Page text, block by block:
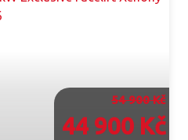
54 900 Kč
44 900 Kč